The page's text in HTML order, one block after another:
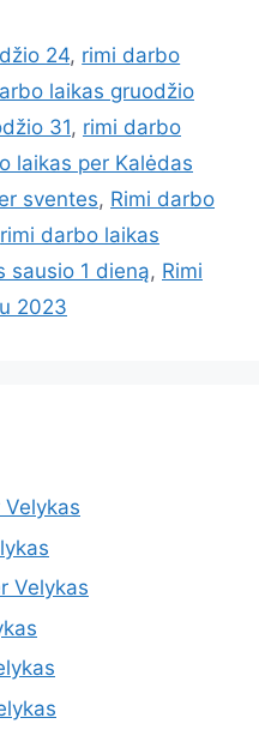
24, rimi darbo
laikas gruodžio
31, rimi darbo
laikas per Kalėdas
sventes, Rimi darbo
rimi darbo laikas
sausio 1 dieną, Rimi
2023
Velykas
Velykas